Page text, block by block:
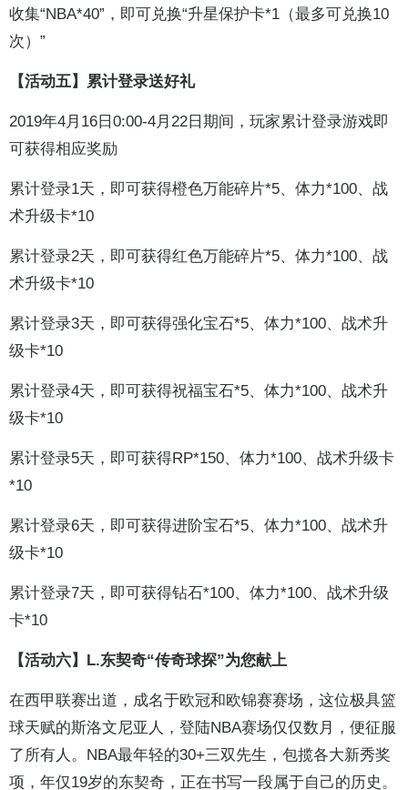
收集“NBA*40”，即可兑换“升星保护卡*1（最多可兑换10
次）”
【活动五】累计登录送好礼
2019年4月16日0:00-4月22日期间，玩家累计登录游戏即
可获得相应奖励
累计登录1天，即可获得橙色万能碎片*5、体力*100、战
术升级卡*10
累计登录2天，即可获得红色万能碎片*5、体力*100、战
术升级卡*10
累计登录3天，即可获得强化宝石*5、体力*100、战术升
级卡*10
累计登录4天，即可获得祝福宝石*5、体力*100、战术升
级卡*10
累计登录5天，即可获得RP*150、体力*100、战术升级卡
*10
累计登录6天，即可获得进阶宝石*5、体力*100、战术升
级卡*10
累计登录7天，即可获得钻石*100、体力*100、战术升级
卡*10
【活动六】L.东契奇“传奇球探”为您献上
在西甲联赛出道，成名于欧冠和欧锦赛赛场，这位极具篮
球天赋的斯洛文尼亚人，登陆NBA赛场仅仅数月，便征服
了所有人。NBA最年轻的30+三双先生，包揽各大新秀奖
项，年仅19岁的东契奇，正在书写一段属于自己的历史。